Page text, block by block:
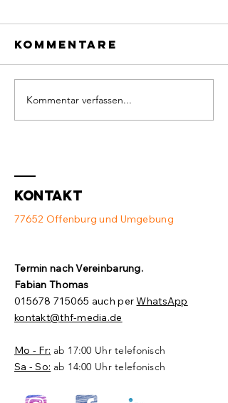
Defekter
Switch und
Kommentare
Kommentar verfassen...
Kontakt
77652 Offenburg und Umgebung
Termin nach Vereinbarung.​
Fabian Thomas
015678 715065 auch perWhatsApp
kontakt@thf-media.de
Mo - Fr: ab 17:00 Uhr telefonisch
Sa - So: ab 14:00 Uhr telefonisch